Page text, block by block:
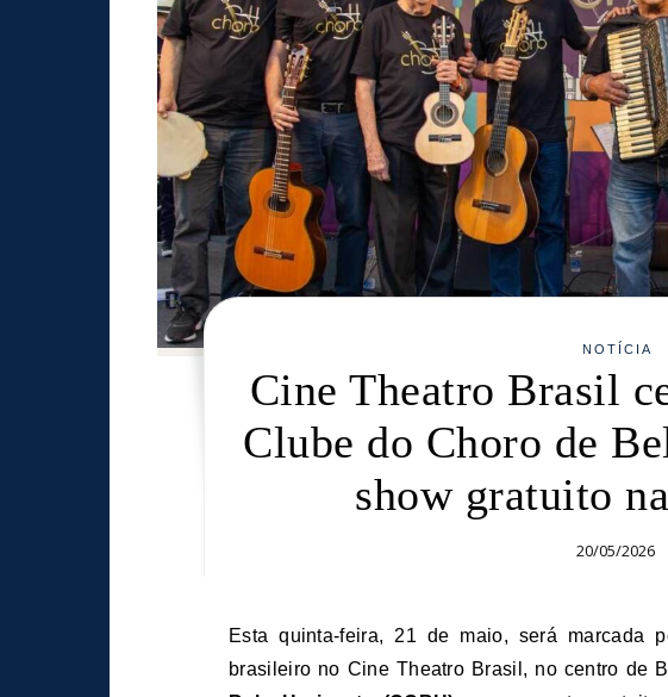
NOTÍCIA
Cine Theatro Brasil
Clube do Choro de
show gratuito
20/05/2026
Esta quinta-feira, 21 de maio, será marcada por uma grande celebração do choro
brasileiro no Cine Theatro Brasil, no centro de